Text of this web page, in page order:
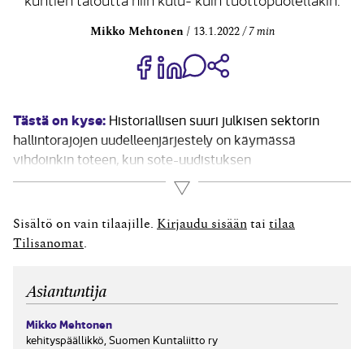
Mikko Mehtonen 13.1.2022 7 min
Jaa Share on Facebook
Jaa Share on LinkedIn
Jaa WhatsApp-viestinä
Tästä on kyse: Historiallisen suuri julkisen sektorin
hallintorajojen uudelleenjärjestely on käymässä
vihdoinkin toteen, kun sote-uudistuksen
voimaanpanolait hyväksyttiin viime kesänä. Uudistus
tulee ravistelemaan hallinto­rajojen lisäksi myös kuntien
taloutta sekä kulu- että tuottopuolella. Kuntien
budjeteista on lähdössä soten sekä pelastus­toimen
Lue lisää
Sisältö on vain tilaajille. Kirjaudu sisään tai tilaa
Tilisanomat
Asiantuntija
Mikko Mehtonen
kehityspäällikkö, Suomen Kuntaliitto ry